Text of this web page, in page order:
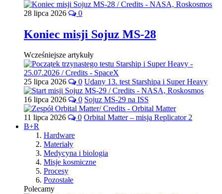
28 lipca 2026 0
Koniec misji Sojuz MS-28
Wcześniejsze artykuły
25 lipca 2026 0 Udany 13. test Starshipa i Super Heavy
16 lipca 2026 0 Sojuz MS-29 na ISS
11 lipca 2026 0 Orbital Matter – misja Replicator 2
B+R
Hardware
Materiały
Medycyna i biologia
Misje kosmiczne
Procesy
Pozostałe
Polecamy